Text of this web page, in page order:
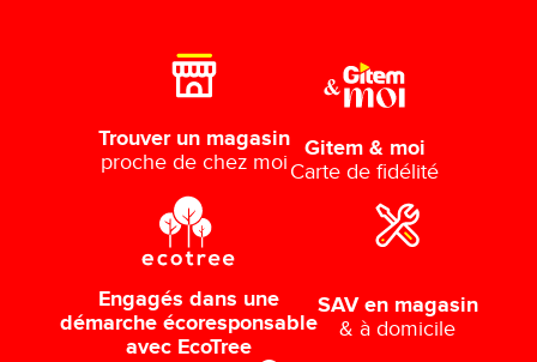
Trouver un magasin
proche de chez moi
Gitem & moi
Carte de fidélité
Engagés dans une
démarche écoresponsable
avec EcoTree
SAV en magasin
& à domicile